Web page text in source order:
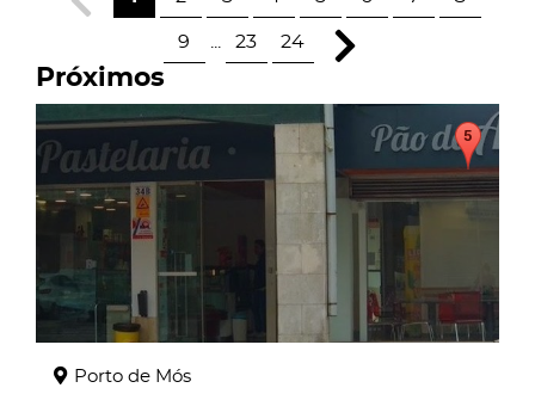
9 23 24
Próximos
page
Porto de Mós